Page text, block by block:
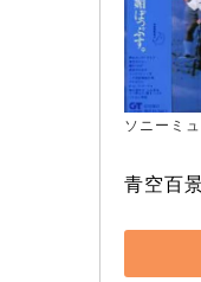
ソニーミ
青空百